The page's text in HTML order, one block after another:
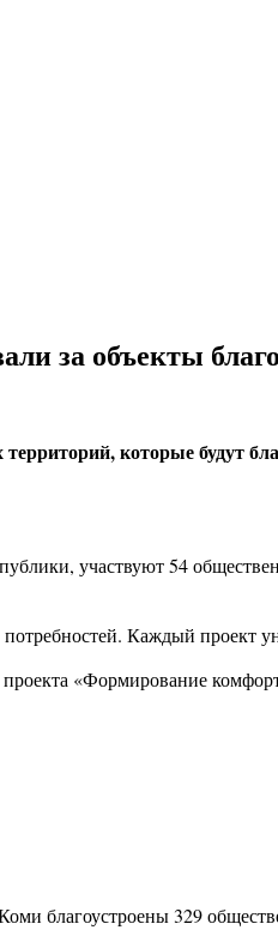
за объекты
которые будут
участвуют 54
Каждый проект
«Формирование
благоустроены 329